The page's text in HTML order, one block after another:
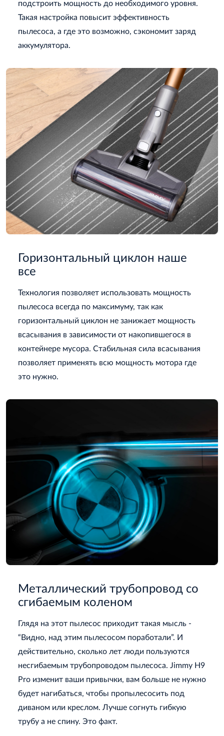
подстроить мощность до необходимого уровня.
Такая настройка повысит эффективность
пылесоса, а где это возможно, сэкономит заряд
аккумулятора.
Горизонтальный циклон наше
все
Технология позволяет использовать мощность
пылесоса всегда по максимуму, так как
горизонтальный циклон не занижает мощность
всасывания в зависимости от накопившегося в
контейнере мусора. Стабильная сила всасывания
позволяет применять всю мощность мотора где
это нужно.
Металлический трубопровод со
сгибаемым коленом
Глядя на этот пылесос приходит такая мысль -
“Видно, над этим пылесосом поработали”. И
действительно, сколько лет люди пользуются
несгибаемым трубопроводом пылесоса. Jimmy H9
Pro изменит ваши привычки, вам больше не нужно
будет нагибаться, чтобы пропылесосить под
диваном или креслом. Лучше согнуть гибкую
трубу а не спину. Это факт.